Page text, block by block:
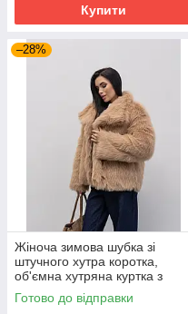
Купити
–28%
Жіноча зимова шубка зі
штучного хутра коротка,
об'ємна хутряна куртка з
утеплювачем слімтекс 42–52
сахара
Готово до відправки